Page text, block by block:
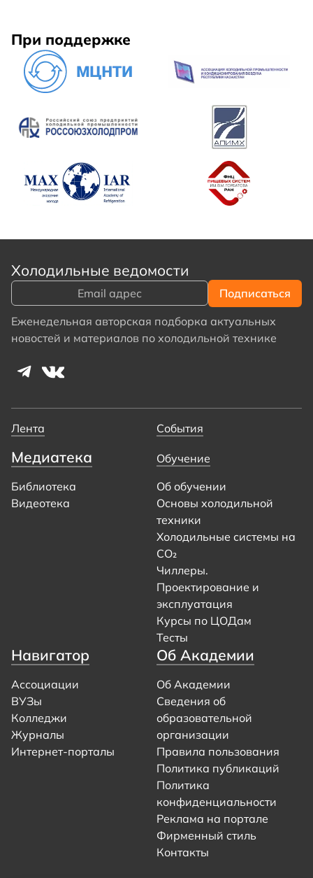
При поддержке
Холодильные ведомости
Еженедельная авторская подборка актуальных
новостей и материалов по холодильной технике
Лента События
Медиатека
Библиотека
Видеотека
Обучение
Об обучении
Основы холодильной
техники
Холодильные системы на
CO₂
Чиллеры.
Проектирование и
эксплуатация
Курсы по ЦОДам
Тесты
Навигатор
Ассоциации
ВУЗы
Колледжи
Журналы
Интернет-порталы
Об Академии
Об Академии
Сведения об
образовательной
организации
Правила пользования
Политика публикаций
Политика
конфиденциальности
Реклама на портале
Фирменный стиль
Контакты